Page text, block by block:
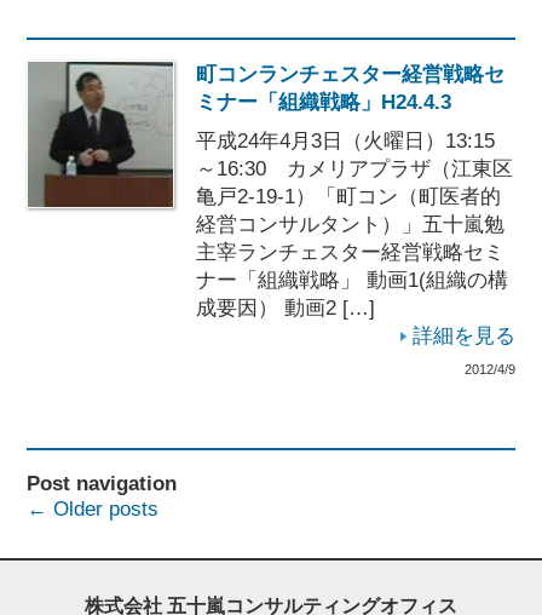
町コンランチェスター経営戦略セ
ミナー「組織戦略」H24.4.3
平成24年4月3日（火曜日）13:15
～16:30 カメリアプラザ（江東区
亀戸2-19-1）「町コン（町医者的
経営コンサルタント）」五十嵐勉
主宰ランチェスター経営戦略セミ
ナー「組織戦略」 動画1(組織の構
成要因） 動画2 […]
詳細を見る
2012/4/9
Post navigation
← Older posts
株式会社 五十嵐コンサルティングオフィス